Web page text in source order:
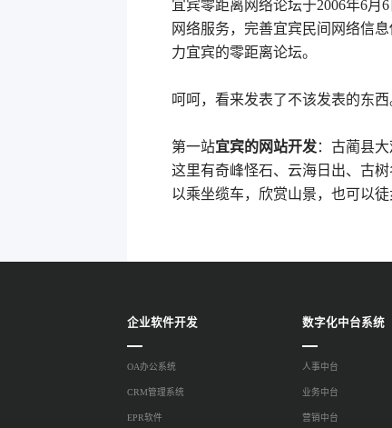
宜宾零距离网络论坛于2006年6月
网络服务，完善宜宾民间网络信
力宜宾的零距离论坛。
呵呵，看来发表了不该发表的东
第一站宜宾的网站开发：古蔺县
这里有奇峰怪石、云海日出、古
以乘坐缆车，欣赏山景，也可以
企业软件开发
OA办公系统
CRM管理系统
EPR软件
数字化中台系统
人事中台
业务中台
营销中台